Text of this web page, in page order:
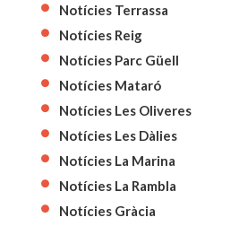
Notícies Terrassa
Notícies Reig
Notícies Parc Güell
Notícies Mataró
Notícies Les Oliveres
Notícies Les Dàlies
Notícies La Marina
Notícies La Rambla
Notícies Gràcia